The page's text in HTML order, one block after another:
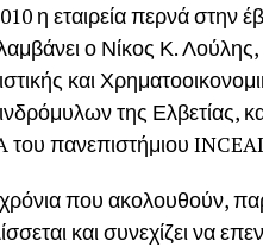
η εταιρεία περνά στην
ο Νίκος Κ.
και
της Ελβετίας,
του πανεπιστήμιου
που ακολουθούν,
και συνεχίζει να